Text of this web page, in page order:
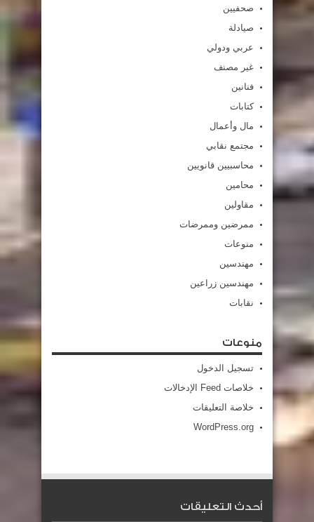
صحفيين
صيادلة
عربي ودولي
غير مصنف
فنانين
كتابات
مال وأعمال
مجتمع نقابي
محاسبيين قانويين
محامين
مقاولين
ممرضين وممرضات
منوعات
مهندسين
مهندسين زراعين
نقابات
منوعات
تسجيل الدخول
خلاصات Feed الإدخالات
خلاصة التعليقات
WordPress.org
أحدث التعليقات